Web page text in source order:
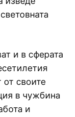
и в сферата
от своите
в чужбина
и